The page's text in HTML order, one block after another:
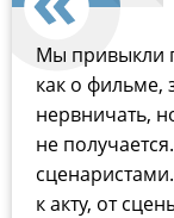
Мы привыкли
как о фильме,
нервничать,
не
к акту, от